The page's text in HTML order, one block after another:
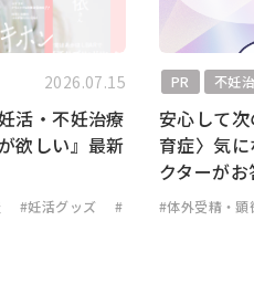
2026.07.15
活・不妊治療
欲しい』最新
#妊活グッズ
#
PR 不妊
安心して
育症〉気
クターが
#体外受精・顕